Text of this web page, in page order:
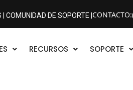
COMUNIDAD DE SOPORTE | CONTACTO:
RECURSOS SOPORTE